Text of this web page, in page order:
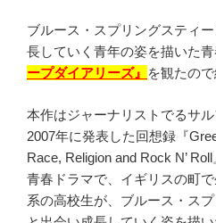
ブルース・スプリングスティ
長していく青年の姿を描いた
ープダイアリーズ』 を観たので
本作はジャーナリストでるサ
2007年に発表した回想録『
Race, Religion and Rock N’
青春ドラマで、イギリスの町
系の高校生が、ブルース・ス